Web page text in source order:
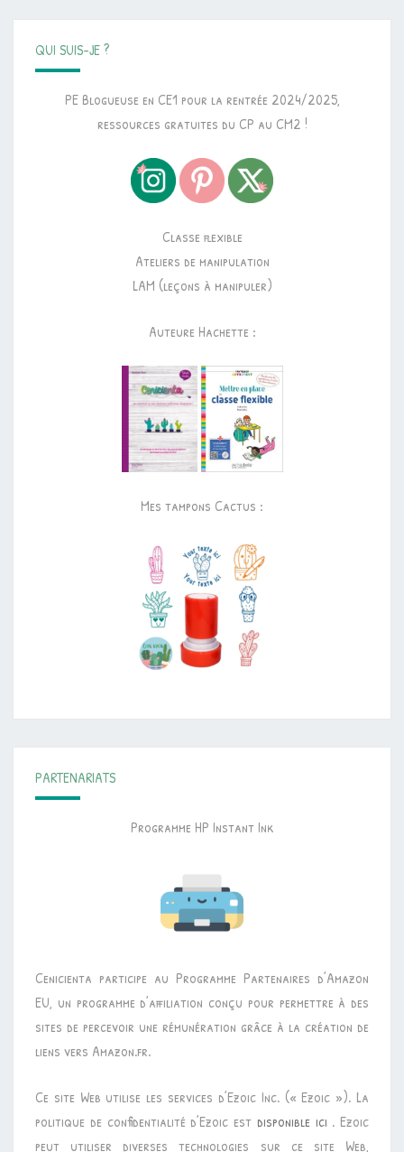
QUI SUIS-JE ?
PE Blogueuse en CE1 pour la rentrée 2024/2025,
ressources gratuites du CP au CM2 !
Classe flexible
Ateliers de manipulation
LAM (leçons à manipuler)
Auteure Hachette :
Mes tampons Cactus :
PARTENARIATS
Programme HP Instant Ink
Cenicienta participe au Programme Partenaires d’Amazon
EU, un programme d’affiliation conçu pour permettre à des
sites de percevoir une rémunération grâce à la création de
liens vers Amazon.fr.
Ce site Web utilise les services d’Ezoic Inc. (« Ezoic »). La
politique de confidentialité d’Ezoic est disponible ici . Ezoic
peut utiliser diverses technologies sur ce site Web,